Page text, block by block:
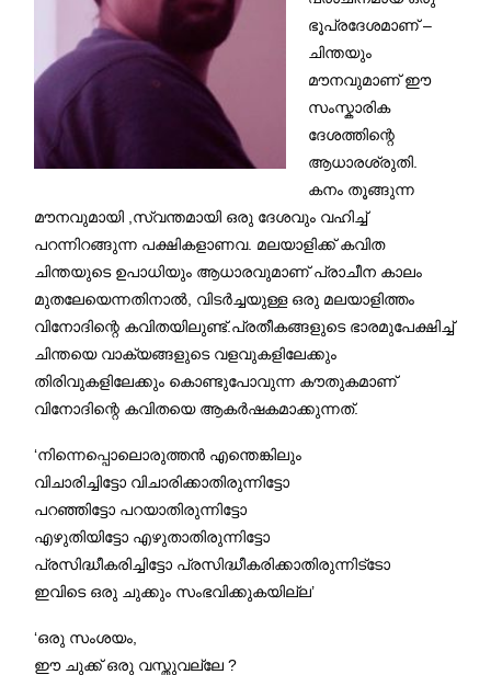
ഭൂപ്രദേശമാണ് –
ചിന്തയും
മൗനവുമാണ് ഈ
സംസ്കാരിക
ദേശത്തിന്റെ
ആധാരശ്രുതി.
കനം തൂങ്ങുന്ന
മൗനവുമായി ,സ്വന്തമായി ഒരു ദേശവും വഹിച്ച്
പറന്നിറങ്ങുന്ന പക്ഷികളാണവ. മലയാളിക്ക് കവിത
ചിന്തയുടെ ഉപാധിയും ആധാരവുമാണ് പ്രാചീന കാലം
മുതലേയെന്നതിനാൽ, വിടർച്ചയുള്ള ഒരു മലയാളിത്തം
വിനോദിന്റെ കവിതയിലുണ്ട്.പ്രതീകങ്ങളുടെ ഭാരമുപേക്ഷിച്ച്
ചിന്തയെ വാക്യങ്ങളുടെ വളവുകളിലേക്കും
തിരിവുകളിലേക്കും കൊണ്ടുപോവുന്ന കൗതുകമാണ്
വിനോദിന്റെ കവിതയെ ആകർഷകമാക്കുന്നത്.
‘നിന്നെപ്പൊലൊരുത്തൻ എന്തെങ്കിലും
വിചാരിച്ചിട്ടോ വിചാരിക്കാതിരുന്നിട്ടോ
പറഞ്ഞിട്ടോ പറയാതിരുന്നിട്ടോ
എഴുതിയിട്ടോ എഴുതാതിരുന്നിട്ടോ
പ്രസിദ്ധീകരിച്ചിട്ടോ പ്രസിദ്ധീകരിക്കാതിരുന്നിട്ടോ
ഇവിടെ ഒരു ചുക്കും സംഭവിക്കുകയില്ല’
‘ഒരു സംശയം,
ഈ ചുക്ക് ഒരു വസ്തുവല്ലേ ?